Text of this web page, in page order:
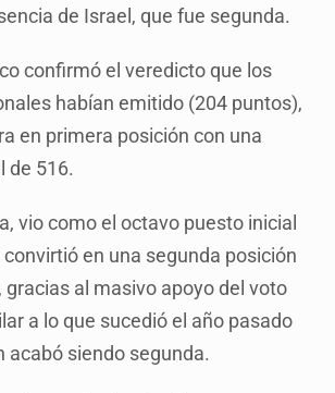
de Israel, que fue segunda.
confirmó el veredicto que los
habían emitido (204 puntos),
en primera posición con una
de 516.
vio como el octavo puesto inicial
en una segunda posición
gracias al masivo apoyo del voto
a lo que sucedió el año pasado
acabó siendo segunda.